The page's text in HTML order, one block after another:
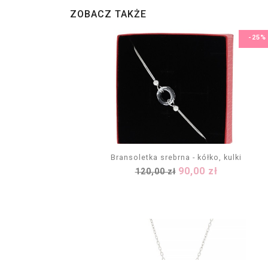
ZOBACZ TAKŻE
Bransoletka srebrna - kółko, kulki
Cena
120,00 zł Cena
90,00 zł
-25%
DODAJ DO KOSZYKA